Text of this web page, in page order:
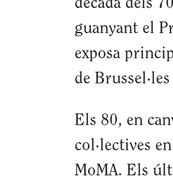
dècada dels
guanyant el
exposa
de
Els 80, en
col·lectives
MoMA. Els